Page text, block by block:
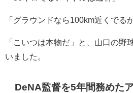
「グラウンドなら100km近くでる
「こいつは本物だ」と、山口の野
いました。
DeNA監督を5年間務めた